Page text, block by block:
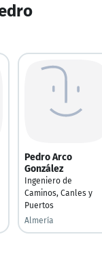
Pedro Arco
González
Ingeniero de
Caminos, Canles y
Puertos
Almería